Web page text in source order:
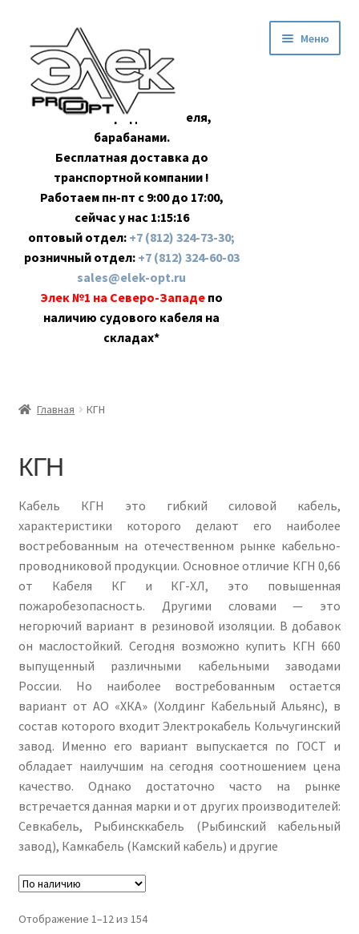
навигации
содержимому
Оптовая продажа кабеля,
барабанами.
Бесплатная доставка до
транспортной компании !
Работаем пн-пт с 9:00 до 17:00,
сейчас у нас 1:15:17
оптовый отдел: +7 (812) 324-73-30;
розничный отдел: +7 (812) 324-60-03
sales@elek-opt.ru
Элек №1 на Северо-Западе по
наличию судового кабеля на
складах*
Меню
Контакты
Розница
Заказать отмотку
Главная КГН
КГН
Кабель КГН это гибкий силовой кабель,
характеристики которого делают его наиболее
востребованным на отечественном рынке кабельно-
проводниковой продукции. Основное отличие КГН 0,66
от Кабеля КГ и КГ-ХЛ, это повышенная
пожаробезопасность. Другими словами — это
негорючий вариант в резиновой изоляции. В добавок
он маслостойкий. Сегодня возможно купить КГН 660
выпущенный различными кабельными заводами
России. Но наиболее востребованным остается
вариант от АО «ХКА» (Холдинг Кабельный Альянс), в
состав которого входит Электрокабель Кольчугинский
завод. Именно его вариант выпускается по ГОСТ и
обладает наилучшим на сегодня соотношением цена
качество. Однако достаточно часто на рынке
встречается данная марки и от других производителей:
Севкабель, Рыбинсккабель (Рыбинский кабельный
завод), Камкабель (Камский кабель) и другие
Отображение 1–12 из 154